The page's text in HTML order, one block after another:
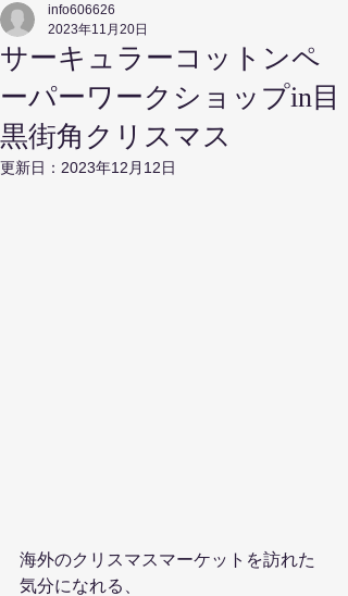
サーキュラーコットンペ
ーパーワークショップin目
黒街角クリスマス
info606626
2023年11月20日
更新日： 2023年12月12日
海外のクリスマスマーケットを訪れた
気分になれる、